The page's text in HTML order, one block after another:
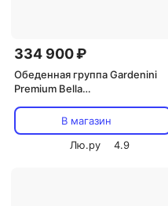
334 900 ₽
Обеденная группа Gardenini
Premium Bella
Белый,Бежевый,Светлое
дерево) арт.DPBLL.020222.C4
В магазин
Лю.ру
4.9